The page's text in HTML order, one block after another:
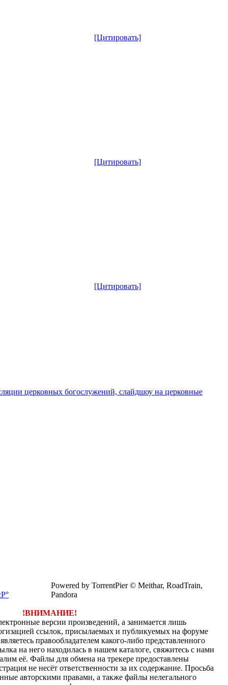
[Цитировать]
[Цитировать]
[Цитировать]
церковных богослужений, слайдшоу на церковные
Powered by TorrentPier © Meithar, RoadTrain,
Pandora
!ВНИМАНИЕ!
версии произведений, а занимается лишь
ссылок, присылаемых и публикуемых на форуме
правообладателем какого-либо представленного
на него находилась в нашем каталоге, свяжитесь с нами
её. Файлы для обмена на трекере предоставлены
не несёт ответственности за их содержание. Просьба
авторскими правами, а также файлы нелегального